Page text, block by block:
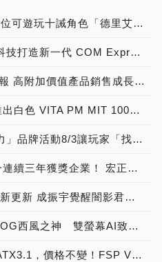
《七大罪：Origin》迎來首位可遊玩十誡角色「德里艾利」
聚焦耐用與穩定運行 研揚科技打造新一代 COM Express Type 6 模組
LG公布2026年第二季度財報 高附加價值產品銷售成長與成本競爭力提升，營業獲利年增 147%
玩家敲碗成真！全漢FSP推出白色 VITA PM MIT 1000W 靜音電源純白上市！ MIT 白金電源首度披上純白戰袍，支援 ATX 3.1、PCIe 5.1，10年保固！
技嘉「GIGABYTE玩出戰力」品牌活動8/3讓玩家「找到專屬配備」
新北市政府勞工局評鑑唯一連續三年獲獎企業！ 宏正三度榮膺新北市政府<友善移工企業>殊榮
《我獨自升級: ARISE》最新更新 成振宇覺醒闇影君主繼承者
勝負一眼看穿！程東啟動ROG西風之神 雙螢幕AI致勝全局
全漢經典聖武士全面進化 ATX3.1，價格不變！FSP VIC BD+ 電競入門最強銅牌電源！ ATX 3.1、全新壓紋線材、登錄享 5 年保固，打造新世代入門電競首選